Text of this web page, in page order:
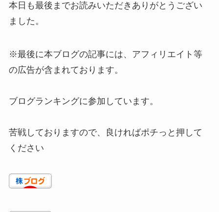
本日も最後までお読みいただきありがとうござい
ました。
※最後に本ブログの記事には、アフィリエイト等
の広告が含まれております。
ブログランキングに参加しています。
苦戦しておりますので、良ければポチっと押して
ください